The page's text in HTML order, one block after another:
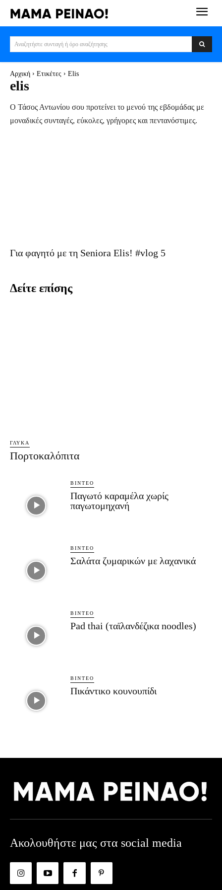
Αναζητήστε συνταγή ή όρο αναζήτησης
Αρχική Ετικέτες Elis
elis
Ο Τάσος Αντωνίου σου προτείνει το μενού της εβδομάδας με
μοναδικές συνταγές, εύκολες, γρήγορες και πεντανόστιμες.
Για φαγητό με τη Seniora Elis! #vlog 5
Δείτε επίσης
ΓΛΥΚΆ
Πορτοκαλόπιτα
ΒΊΝΤΕΟ
Παγωτό καραμέλα χωρίς
παγωτομηχανή
ΒΊΝΤΕΟ
Σαλάτα ζυμαρικών με λαχανικά
ΒΊΝΤΕΟ
Pad thai (ταϊλανδέζικα noodles)
ΒΊΝΤΕΟ
Πικάντικο κουνουπίδι
Ακολουθήστε μας στα social media